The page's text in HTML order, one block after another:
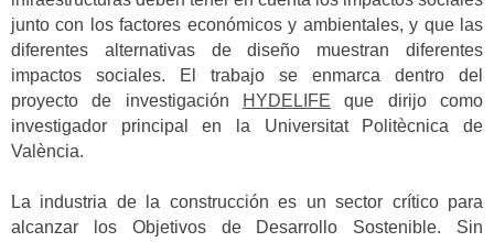
junto con los factores económicos y ambientales, y que las
diferentes alternativas de diseño muestran diferentes
impactos sociales. El trabajo se enmarca dentro del
proyecto de investigación
HYDELIFE que dirijo como
investigador principal en la Universitat Politècnica de
València.
La industria de la construcción es un sector crítico para
alcanzar los Objetivos de Desarrollo Sostenible. Sin